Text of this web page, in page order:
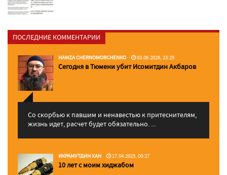
ПОСЛЕДНИЕ КОММЕНТАРИИ
HAMZA CHERNOMORCHENKO 03.06.2026, 23:29
Сегодня в Тюмени убит Исомитдин Акбаров
Со скорбью к павшим и ненавестью к притеснителям,
жизнь идет, расчет будет обязательно. ...
ИКРАМУТДИН ХАН 17.04.2025, 00:27
10 лет с моим хиджабом